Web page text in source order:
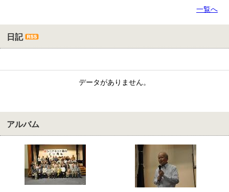
一覧へ
日記
データがありません。
アルバム